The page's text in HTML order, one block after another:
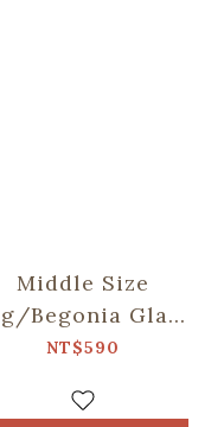
Middle Size
Begonia Glass
Pattern
Red
NT$590